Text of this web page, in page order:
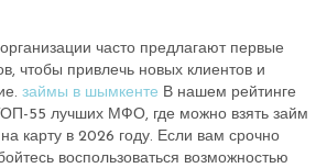
часто предлагают первые
чтобы привлечь новых клиентов и
займы в шымкенте В нашем рейтинге
55 лучших МФО, где можно взять займ
карту в 2026 году. Если вам срочно
воспользоваться возможностью